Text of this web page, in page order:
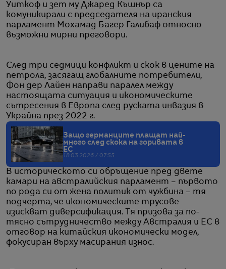
Уиткоф и зет му Джаред Къшнър са
комуникирали с председателя на иранския
парламент Мохамад Багер Галибаф относно
възможни мирни преговори.
След три седмици конфликт и скок в цените на
петрола, засягащ глобалните потребители,
Фон дер Лайен направи паралел между
настоящата ситуация и икономическите
сътресения в Европа след руската инвазия в
Украйна през 2022 г.
Защо германците плащат най-
много след скока на горивата в
ЕС
18.03.2026 / 07:55
В историческото си обръщение пред двете
камари на австралийския парламент – първото
по рода си от жена политик от чужбина – тя
подчерта, че икономическите трусове
изискват диверсификация. Тя призова за по-
тясно сътрудничество между Австралия и ЕС в
отговор на китайския икономически модел,
фокусиран върху масирания износ.